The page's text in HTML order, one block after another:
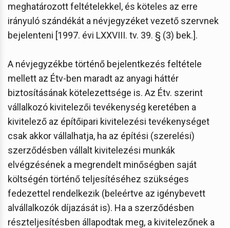
meghatározott feltételekkel, és köteles az erre
irányuló szándékát a névjegyzéket vezető szervnek
bejelenteni [1997. évi LXXVIII. tv. 39. § (3) bek.].
A névjegyzékbe történő bejelentkezés feltétele
mellett az Étv-ben maradt az anyagi háttér
biztosításának kötelezettsége is. Az Étv. szerint
vállalkozó kivitelezői tevékenység keretében a
kivitelező az építőipari kivitelezési tevékenységet
csak akkor vállalhatja, ha az építési (szerelési)
szerződésben vállalt kivitelezési munkák
elvégzésének a megrendelt minőségben saját
költségén történő teljesítéséhez szükséges
fedezettel rendelkezik (beleértve az igénybevett
alvállalkozók díjazását is). Ha a szerződésben
részteljesítésben állapodtak meg, a kivitelezőnek a